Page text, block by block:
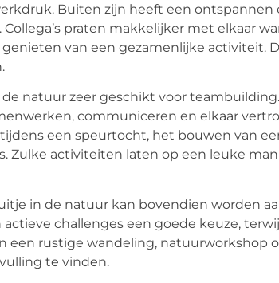
Buiten zijn heeft een ontspannen
praten makkelijker met elkaar
van een gezamenlijke activiteit.
de natuur zeer geschikt voor
communiceren en elkaar
een speurtocht, het bouwen van
Zulke activiteiten laten op een leuke
in de natuur kan bovendien worden
actieve challenges een goede keuze,
een rustige wandeling, natuurworkshop
te vinden.